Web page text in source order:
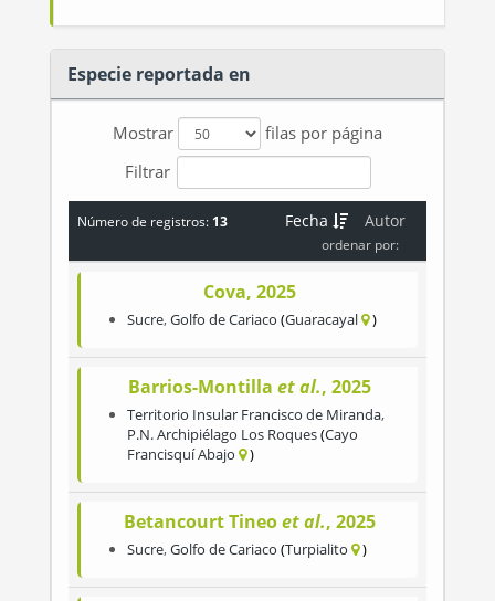
Especie reportada en
Mostrar
filas por página
Filtrar
Número de registros: 13 Autor
Fecha
ordenar por:
Cova, 2025
Sucre,Golfo de Cariaco Guaracayal
Barrios-Montilla et al., 2025
Territorio Insular Francisco de Miranda,
P.N. Archipiélago Los Roques Cayo
Francisquí Abajo
Betancourt Tineoet al., 2025
Sucre,Golfo de Cariaco Turpialito